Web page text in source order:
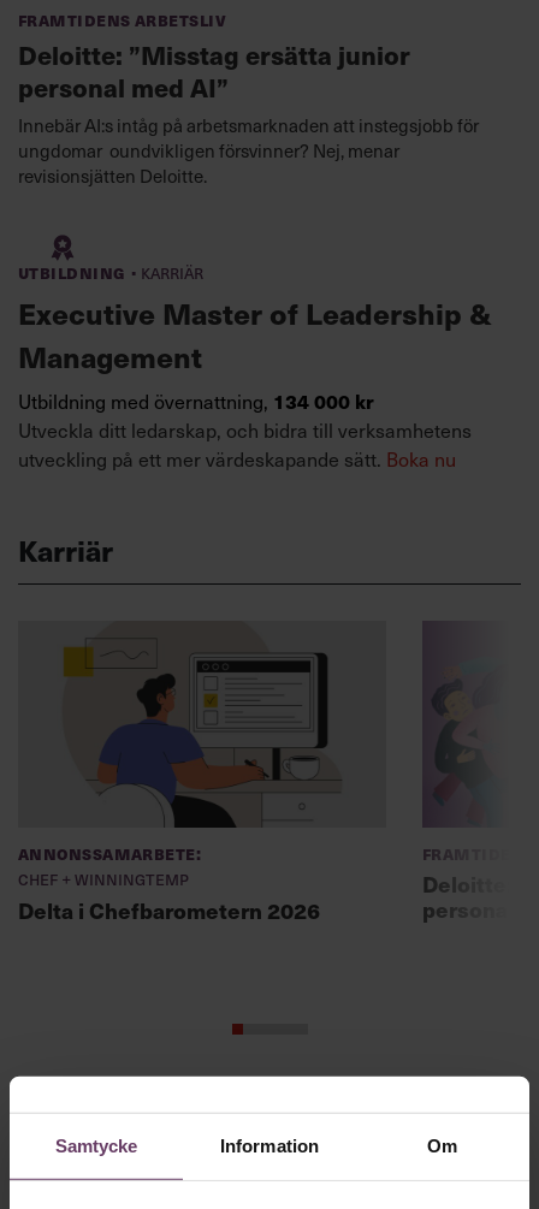
Samtycke Information Om
Framtidens arbetsliv
Deloitte: ”Misstag ersätta junior
personal med AI”
Innebär AI:s intåg på arbetsmarknaden att instegsjobb för
ungdomar oundvikligen försvinner? Nej, menar
revisionsjätten Deloitte.
Utbildning · Karriär
Executive Master of Leadership &
Management
Utbildning med övernattning, 134 000 kr
Utveckla ditt ledarskap, och bidra till verksamhetens
utveckling på ett mer värdeskapande sätt. Boka nu
Karriär
Annonssamarbete:
Chef + Winningtemp
Delta i Chefbarometern 2026
Deloitte:
personal
Så ska en partiledare
vara